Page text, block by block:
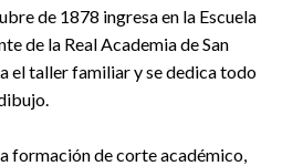
de 1878 ingresa en la Escuela
de la Real Academia de San
el taller familiar y se dedica todo
formación de corte académico,